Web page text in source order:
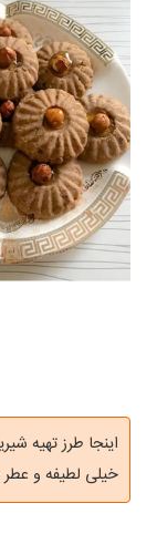
اینجا طرز تهیه
خیلی لطیفه و عطر